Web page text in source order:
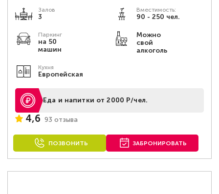
Залов
3
Вместимость:
90 - 250 чел.
Паркинг
на 50
машин
Можно
свой
алкоголь
Кухня
Европейская
Еда и напитки от 2000 Р/чел.
4,6 93 отзыва
ПОЗВОНИТЬ ЗАБРОНИРОВАТЬ